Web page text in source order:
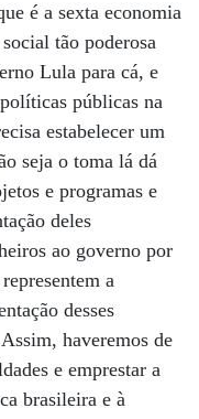
é a sexta economia
tão poderosa
Lula para cá, e
públicas na
estabelecer um
seja o toma lá dá
e programas e
deles
ao governo por
a
desses
haveremos de
e emprestar a
brasileira e à